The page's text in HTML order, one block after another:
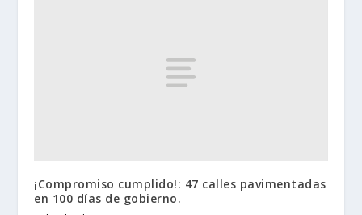
¡Compromiso cumplido!: 47 calles pavimentadas
en 100 días de gobierno.